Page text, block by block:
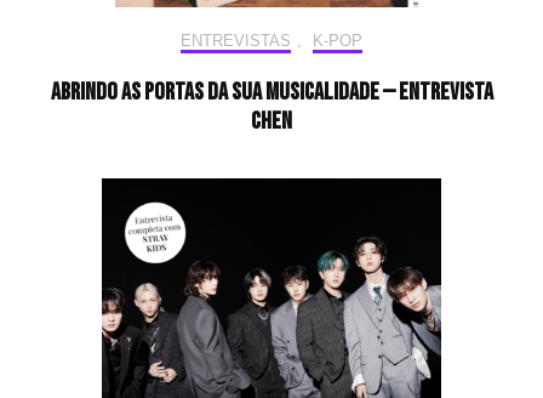
ENTREVISTAS , K-POP
Abrindo as portas da sua musicalidade — Entrevista
CHEN